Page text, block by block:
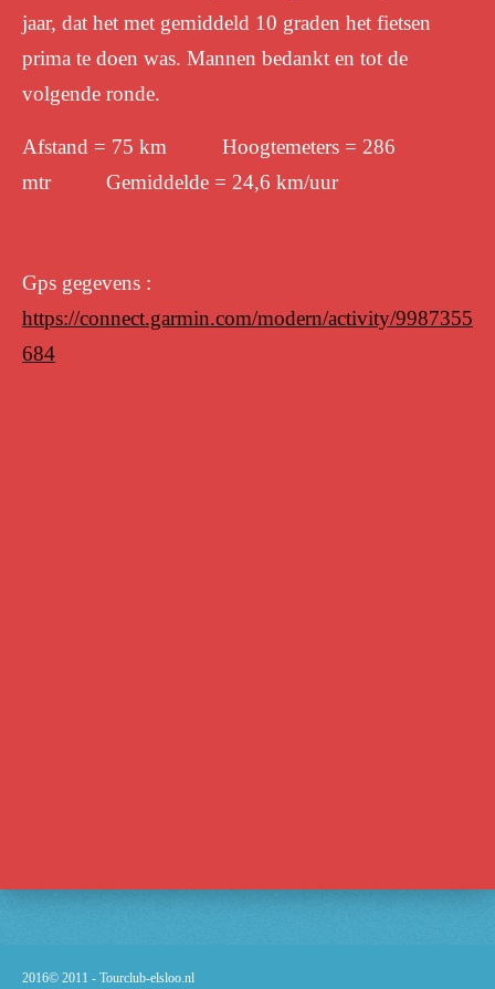
jaar, dat het met gemiddeld 10 graden het fietsen
prima te doen was. Mannen bedankt en tot de
volgende ronde.
Afstand = 75 km Hoogtemeters = 286
mtr Gemiddelde = 24,6 km/uur
Gps gegevens :
https://connect.garmin.com/modern/activity/9987355
684
2016© 2011 - Tourclub-elsloo.nl